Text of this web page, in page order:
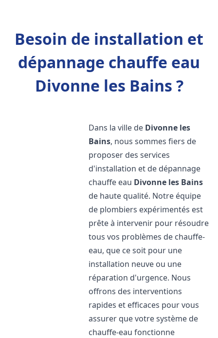
Besoin de installation et
dépannage chauffe eau
Divonne les Bains ?
Dans la ville de Divonne les
Bains, nous sommes fiers de
proposer des services
d'installation et de dépannage
chauffe eau Divonne les Bains
de haute qualité. Notre équipe
de plombiers expérimentés est
prête à intervenir pour résoudre
tous vos problèmes de chauffe-
eau, que ce soit pour une
installation neuve ou une
réparation d'urgence. Nous
offrons des interventions
rapides et efficaces pour vous
assurer que votre système de
chauffe-eau fonctionne